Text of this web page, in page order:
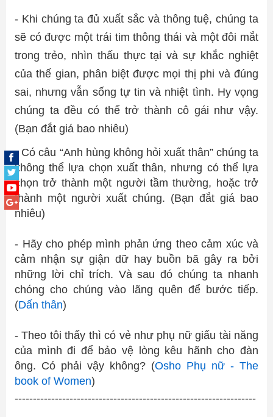
- Khi chúng ta đủ xuất sắc và thông tuệ, chúng ta
sẽ có được một trái tim thông thái và một đôi mắt
trong trẻo, nhìn thấu thực tại và sự khắc nghiệt
của thế gian, phân biệt được mọi thị phi và đúng
sai, nhưng vẫn sống tự tin và nhiệt tình. Hy vọng
chúng ta đều có thể trở thành cô gái như vậy.
(Bạn đắt giá bao nhiêu)
- Có câu “Anh hùng không hỏi xuất thân” chúng ta
không thể lựa chọn xuất thân, nhưng có thể lựa
chọn trở thành một người tầm thường, hoặc trở
thành một người xuất chúng. (Bạn đắt giá bao
nhiêu)
- Hãy cho phép mình phản ứng theo cảm xúc và
cảm nhận sự giận dữ hay buồn bã gây ra bởi
những lời chỉ trích. Và sau đó chúng ta nhanh
chóng cho chúng vào lãng quên để bước tiếp.
(Dấn thân)
- Theo tôi thấy thì có vẻ như phụ nữ giấu tài năng
của mình đi để bảo vệ lòng kêu hãnh cho đàn
ông. Có phải vậy không? (Osho Phụ nữ - The
book of Women)
------------------------------------------------------------------